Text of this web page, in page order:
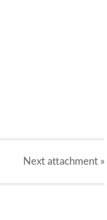
Next attachment »